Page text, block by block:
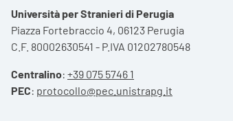
Università per Stranieri di Perugia
Piazza Fortebraccio 4, 06123 Perugia
C.F. 80002630541 - P.IVA 01202780548
Centralino: +39 075 5746 1
PEC: protocollo@pec.unistrapg.it